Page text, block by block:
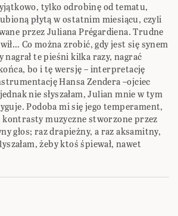
tylko odrobinę od tematu,
płytą w ostatnim miesiącu, czyli
przez Juliana Prégardiena. Trudne
Co można zrobić, gdy jest się synem
nagrał te pieśni kilka razy, nagrać
bo i tę wersję – interpretację
Hansa Zendera –ojciec
nie słyszałam, Julian mnie w tym
Podoba mi się jego temperament,
kontrasty muzyczne stworzone przez
głos; raz drapieżny, a raz aksamitny,
żeby ktoś śpiewał, nawet